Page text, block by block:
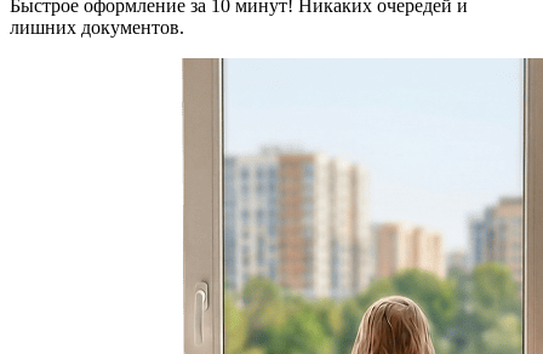
Быстрое оформление за 10 минут! Никаких очередей и
лишних документов.